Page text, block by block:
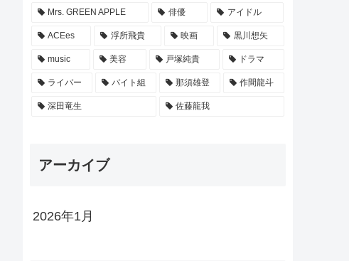
Mrs. GREEN APPLE 俳優 アイドル
ACEes 浮所飛貴 映画 黒川想矢
music 美容 戸塚純貴 ドラマ
ライバー バイト組 那須雄登 作間龍斗
深田竜生 佐藤龍我
アーカイブ
2026年1月